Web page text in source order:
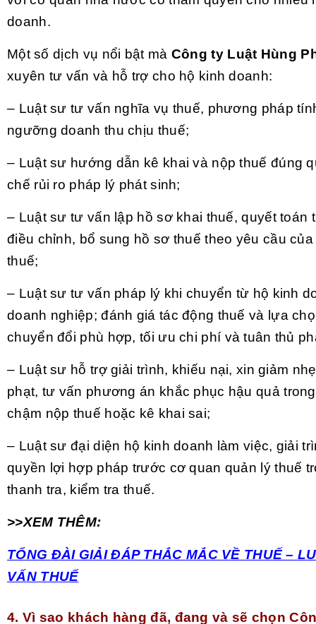
doanh.
Một số dịch vụ nổi bật mà Công ty Luật Hùng
xuyên tư vấn và hỗ trợ cho hộ kinh doanh:
– Luật sư tư vấn nghĩa vụ thuế, phương pháp
ngưỡng doanh thu chịu thuế;
– Luật sư hướng dẫn kê khai và nộp thuế đúng
chế rủi ro pháp lý phát sinh;
– Luật sư tư vấn lập hồ sơ khai thuế, quyết toán
điều chỉnh, bổ sung hồ sơ thuế theo yêu cầu
thuế;
– Luật sư tư vấn pháp lý khi chuyển từ hộ kinh
doanh nghiệp; đánh giá tác động thuế và lựa
chuyển đổi phù hợp, tối ưu chi phí và tuân thủ
– Luật sư hỗ trợ giải trình, khiếu nại, xin giảm
phạt, tư vấn phương án khắc phục hậu quả
chậm nộp thuế hoặc kê khai sai;
– Luật sư đại diện hộ kinh doanh làm việc, giải
quyền lợi hợp pháp trước cơ quan quản lý thuế
thanh tra, kiểm tra thuế.
>>XEM THÊM:
TỔNG ĐÀI GIẢI ĐÁP THẮC MẮC VỀ THUẾ –
VẤN THUẾ
4. Vì sao khách hàng đã, đang và sẽ chọn